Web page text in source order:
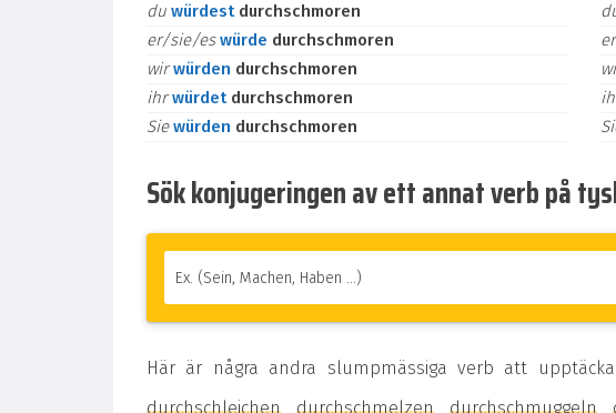
du würdest durchschmoren
er/sie/eswürde durchschmoren
wirwürden durchschmoren
ihrwürdet durchschmoren
Siewürden durchschmoren
Sök konjugeringen av ett annat verb på
Här är några andra slumpmässiga verb att
durchschleichen
durchschmelzen durchschmuggeln